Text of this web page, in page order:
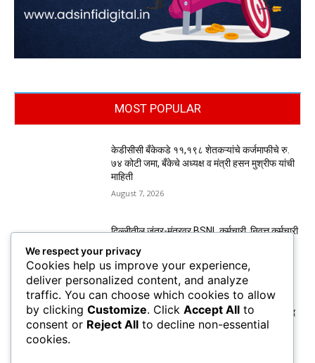
MOST POPULAR
केडीसीसी बँकेकडे ११,१९८ शेतकऱ्यांचे कर्जमाफीचे रु.
७४ कोटी जमा, बँकेचे अध्यक्ष व मंत्री हसन मुश्रीफ यांची
माहिती
August 7, 2026
दिल्लीतील जंतर-मंतरवर BSNL कर्मचारी, निवृत्त कर्मचारी
August 7, 2026
पगारासाठी पन्हाळा नगरपरिषद कर्मचाऱ्यांचे बेमुदत कामबंद
आंदोलन सुरू; थकीत वेतनासह विविध मागण्यांसाठी लढा
We respect your privacy
Cookies help us improve your experience,
deliver personalized content, and analyze
traffic. You can choose which cookies to allow
by clicking Customize. Click Accept All to
consent or Reject All to decline non-essential
cookies.